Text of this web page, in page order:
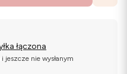
łączona
jeszcze nie wysłanym